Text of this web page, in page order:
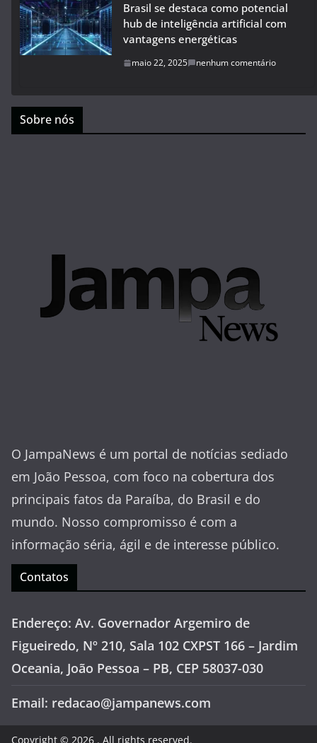
Brasil se destaca como potencial
hub de inteligência artificial com
vantagens energéticas
maio 22, 2025 nenhum comentário
Sobre nós
O JampaNews é um portal de notícias sediado
em João Pessoa, com foco na cobertura dos
principais fatos da Paraíba, do Brasil e do
mundo. Nosso compromisso é com a
informação séria, ágil e de interesse público.
Contatos
Endereço: Av. Governador Argemiro de
Figueiredo, Nº 210, Sala 102 CXPST 166 – Jardim
Oceania, João Pessoa – PB, CEP 58037-030
Email: redacao@jampanews.com
Copyright © 2026 . All rights reserved.